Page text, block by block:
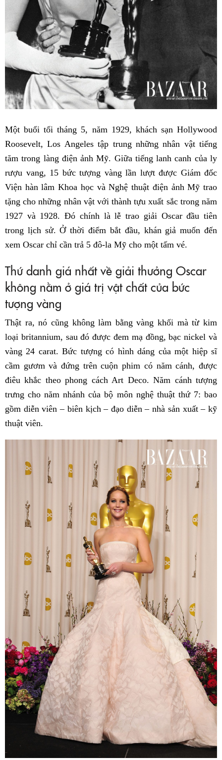
Một buổi tối tháng 5, năm 1929, khách sạn Hollywood
Roosevelt, Los Angeles tập trung những nhân vật tiếng
tăm trong làng điện ảnh Mỹ. Giữa tiếng lanh canh của ly
rượu vang, 15 bức tượng vàng lần lượt được Giám đốc
Viện hàn lâm Khoa học và Nghệ thuật điện ảnh Mỹ trao
tặng cho những nhân vật với thành tựu xuất sắc trong năm
1927 và 1928. Đó chính là lễ trao giải Oscar đầu tiên
trong lịch sử. Ở thời điểm bắt đầu, khán giả muốn đến
xem Oscar chỉ cần trả 5 đô-la Mỹ cho một tấm vé.
Thứ danh giá nhất về giải thưởng Oscar
không nằm ở giá trị vật chất của bức
tượng vàng
Thật ra, nó cũng không làm bằng vàng khối mà từ kim
loại britannium, sau đó được đem mạ đồng, bạc nickel và
vàng 24 carat. Bức tượng có hình dáng của một hiệp sĩ
cầm gươm và đứng trên cuộn phim có năm cánh, được
điêu khắc theo phong cách Art Deco. Năm cánh tượng
trưng cho năm nhánh của bộ môn nghệ thuật thứ 7: bao
gồm diễn viên – biên kịch – đạo diễn – nhà sản xuất – kỹ
thuật viên.